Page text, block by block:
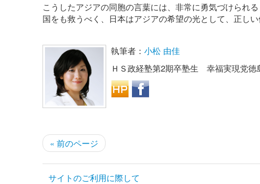
こうしたアジアの同胞の言葉には、非常に勇気づけられ
国をも救うべく、日本はアジアの希望の光として、正し
執筆者： 小松 由佳
ＨＳ政経塾第2期卒塾生 幸福実現党徳
« 前のページ
サイトのご利用に際して